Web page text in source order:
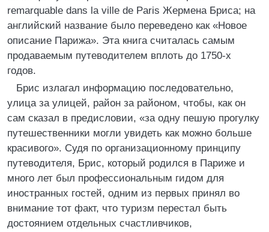
remarquable dans la ville de Paris Жермена Бриса; на
английский название было переведено как «Новое
описание Парижа». Эта книга считалась самым
продаваемым путеводителем вплоть до 1750-х
годов.
Брис излагал информацию последовательно,
улица за улицей, район за районом, чтобы, как он
сам сказал в предисловии, «за одну пешую прогулку
путешественники могли увидеть как можно больше
красивого». Судя по организационному принципу
путеводителя, Брис, который родился в Париже и
много лет был профессиональным гидом для
иностранных гостей, одним из первых принял во
внимание тот факт, что туризм перестал быть
достоянием отдельных счастливчиков,